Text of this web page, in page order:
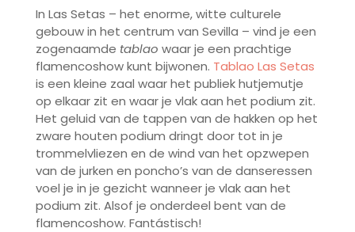
In Las Setas – het enorme, witte culturele
gebouw in het centrum van Sevilla – vind je een
zogenaamde tablao waar je een prachtige
flamencoshow kunt bijwonen. Tablao Las Setas
is een kleine zaal waar het publiek hutjemutje
op elkaar zit en waar je vlak aan het podium zit.
Het geluid van de tappen van de hakken op het
zware houten podium dringt door tot in je
trommelvliezen en de wind van het opzwepen
van de jurken en poncho’s van de danseressen
voel je in je gezicht wanneer je vlak aan het
podium zit. Alsof je onderdeel bent van de
flamencoshow. Fantástisch!